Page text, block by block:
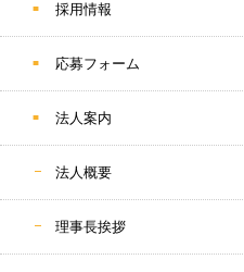
採用情報
応募フォーム
法人案内
法人概要
理事長挨拶